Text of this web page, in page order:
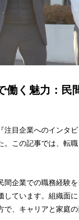
働く魅力：民
注目企業へのインタ
。この記事では、転
間企業での職務経験
しています。組織面
で、キャリアと家庭